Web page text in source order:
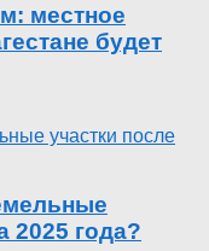
местное
будет
2025 года?